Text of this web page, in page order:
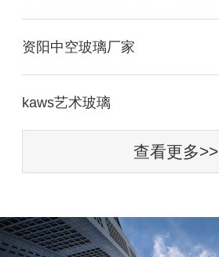
资阳中空玻璃厂家
kaws艺术玻璃
查看更多>>